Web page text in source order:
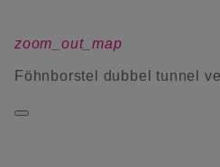
zoom_out_map
Föhnborstel dubbel tunnel